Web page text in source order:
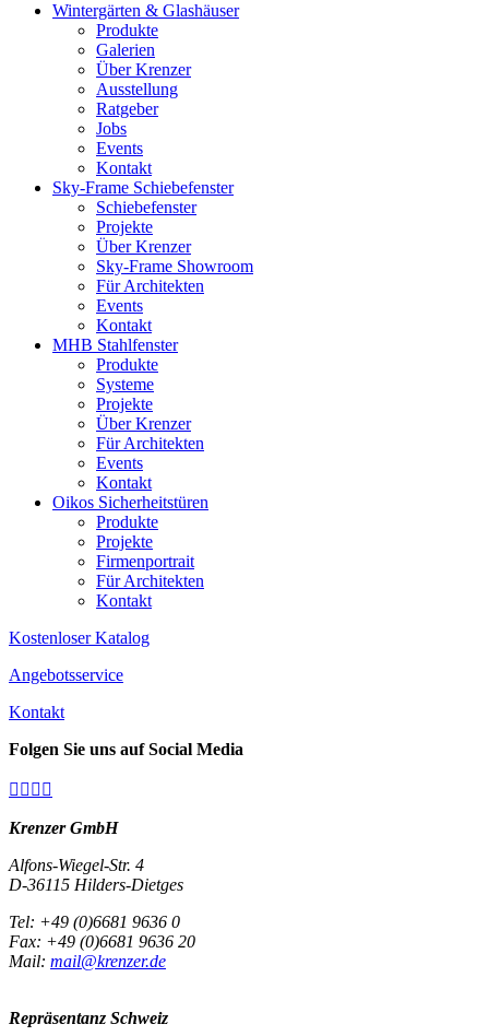
Wintergärten & Glashäuser
Produkte
Galerien
Über Krenzer
Ausstellung
Ratgeber
Jobs
Events
Kontakt
Sky-Frame Schiebefenster
Schiebefenster
Projekte
Über Krenzer
Sky-Frame Showroom
Für Architekten
Events
Kontakt
MHB Stahlfenster
Produkte
Systeme
Projekte
Über Krenzer
Für Architekten
Events
Kontakt
Oikos Sicherheitstüren
Produkte
Projekte
Firmenportrait
Für Architekten
Kontakt
Kostenloser Katalog
Angebotsservice
Kontakt
Folgen Sie uns auf Social Media
   
Krenzer GmbH
Alfons-Wiegel-Str. 4
D-36115 Hilders-Dietges
Tel: +49 (0)6681 9636 0
Fax: +49 (0)6681 9636 20
Mail: mail@krenzer.de
Repräsentanz Schweiz